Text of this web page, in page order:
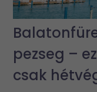
pezseg –
csak